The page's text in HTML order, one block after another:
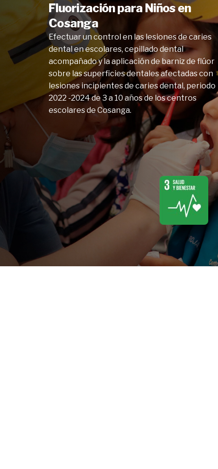
Fluorización para Niños en
Cosanga
Efectuar un control en las lesiones de caries
dental en escolares, cepillado dental
acompañado y la aplicación de barniz de flúor
sobre las superficies dentales afectadas con
lesiones incipientes de caries dental, periodo
2022 -2024 de 3 a 10 años de los centros
escolares de Cosanga.